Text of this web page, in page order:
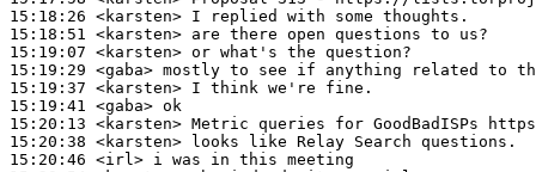
15:18:26 <karsten>
15:18:51 <karsten>
15:19:07 <karsten>
15:19:29 <gaba>
15:19:37 <karsten>
15:19:41 <gaba>
15:20:13 <karsten>
15:20:38 <karsten>
15:20:46 <irl>